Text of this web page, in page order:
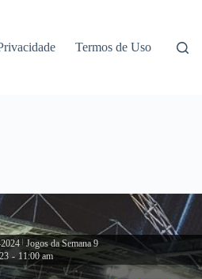
Termos de Uso
Jogos da Semana 9
- 11:00 am